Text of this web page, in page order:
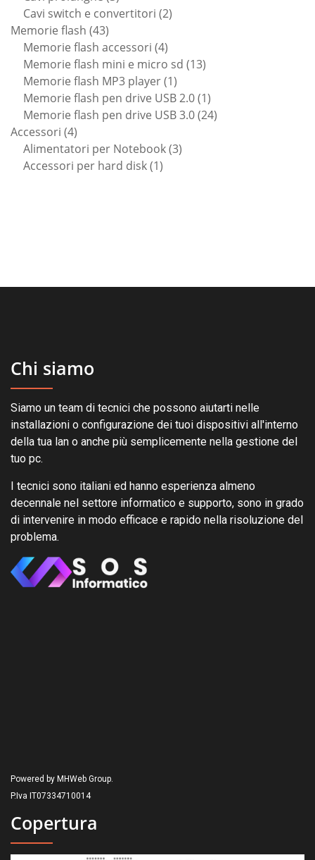
prodotti
Cavi switch e convertitori 22
Memorie flash 4343
prodotti
Memorie flash accessori 44
prodotti
Memorie flash mini e micro sd 1313
Memorie flash MP3 player 11
prodotto
Memorie flash pen drive USB 2.0 11
prodotto
Memorie flash pen drive USB 3.0 2424
Accessori 44
prodotti
Alimentatori per Notebook 33
Accessori per hard disk 11
Chi siamo
Siamo un team di tecnici che possono aiutarti nelle
installazioni o configurazione dei tuoi dispositivi all'interno
della tua lan o anche più semplicemente nella gestione del
tuo pc.
I tecnici sono italiani ed hanno esperienza almeno
decennale nel settore informatico e supporto, sono in grado
di intervenire in modo efficace e rapido nella risoluzione del
problema.
Powered by MHWeb Group.
P.Iva IT07334710014
Copertura